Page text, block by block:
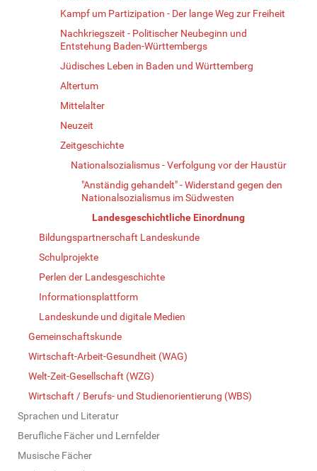
Kampf um Partizipation - Der lange Weg zur Freiheit
Nachkriegszeit - Politischer Neubeginn und
Entstehung Baden-Württembergs
Jüdisches Leben in Baden und Württemberg
Altertum
Mittelalter
Neuzeit
Zeitgeschichte
Nationalsozialismus - Verfolgung vor der Haustür
"Anständig gehandelt" - Widerstand gegen den
Nationalsozialismus im Südwesten
Landesgeschichtliche Einordnung
Bildungspartnerschaft Landeskunde
Schulprojekte
Perlen der Landesgeschichte
Informationsplattform
Landeskunde und digitale Medien
Gemeinschaftskunde
Wirtschaft-Arbeit-Gesundheit (WAG)
Welt-Zeit-Gesellschaft (WZG)
Wirtschaft / Berufs- und Studienorientierung (WBS)
Sprachen und Literatur
Berufliche Fächer und Lernfelder
Musische Fächer